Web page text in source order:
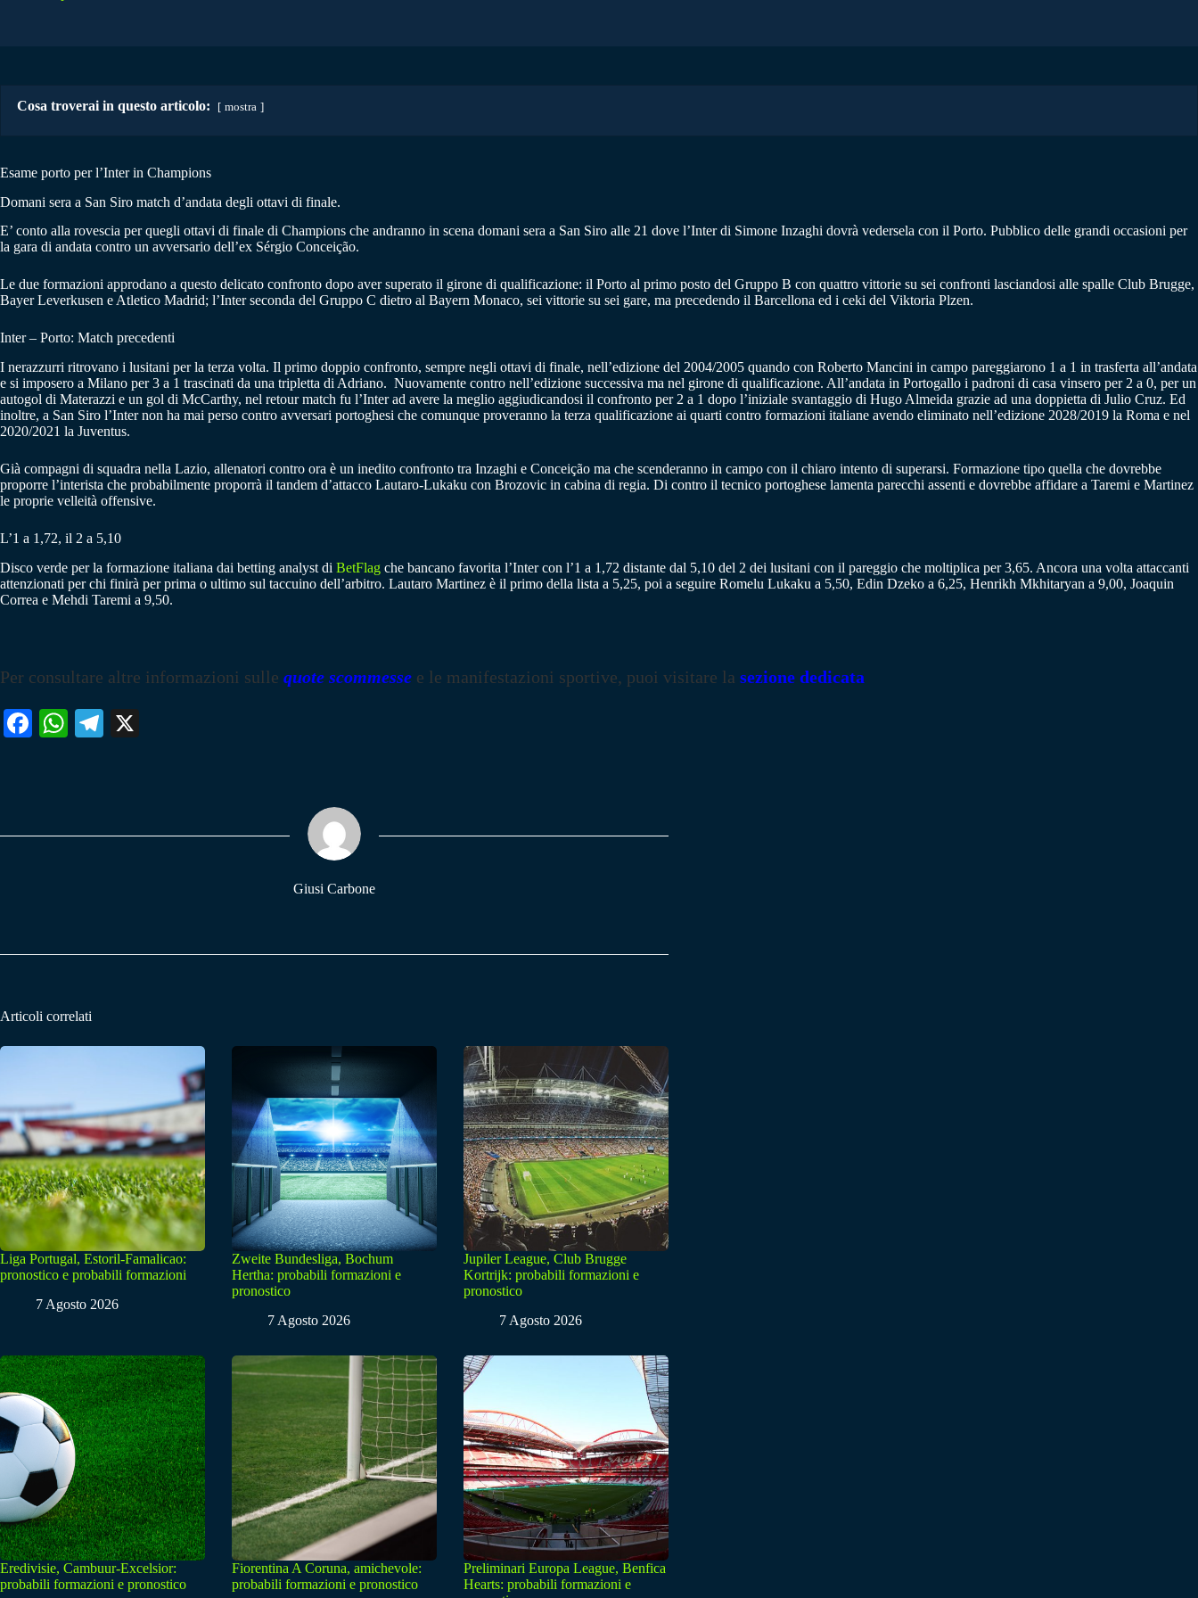
Cosa troverai in questo articolo: mostra
Esame porto per l’Inter in Champions
Domani sera a San Siro match d’andata degli ottavi di finale.
E’ conto alla rovescia per quegli ottavi di finale di Champions che andranno in scena domani sera a San Siro alle 21 dove l’Inter di Simone Inzaghi dovrà vedersela con il Porto. Pubblico delle grandi occasioni per
la gara di andata contro un avversario dell’ex Sérgio Conceição.
Le due formazioni approdano a questo delicato confronto dopo aver superato il girone di qualificazione: il Porto al primo posto del Gruppo B con quattro vittorie su sei confronti lasciandosi alle spalle Club Brugge,
Bayer Leverkusen e Atletico Madrid; l’Inter seconda del Gruppo C dietro al Bayern Monaco, sei vittorie su sei gare, ma precedendo il Barcellona ed i ceki del Viktoria Plzen.
Inter – Porto: Match precedenti
I nerazzurri ritrovano i lusitani per la terza volta. Il primo doppio confronto, sempre negli ottavi di finale, nell’edizione del 2004/2005 quando con Roberto Mancini in campo pareggiarono 1 a 1 in trasferta all’andata
e si imposero a Milano per 3 a 1 trascinati da una tripletta di Adriano. Nuovamente contro nell’edizione successiva ma nel girone di qualificazione. All’andata in Portogallo i padroni di casa vinsero per 2 a 0, per un
autogol di Materazzi e un gol di McCarthy, nel retour match fu l’Inter ad avere la meglio aggiudicandosi il confronto per 2 a 1 dopo l’iniziale svantaggio di Hugo Almeida grazie ad una doppietta di Julio Cruz. Ed
inoltre, a San Siro l’Inter non ha mai perso contro avversari portoghesi che comunque proveranno la terza qualificazione ai quarti contro formazioni italiane avendo eliminato nell’edizione 2028/2019 la Roma e nel
2020/2021 la Juventus.
Già compagni di squadra nella Lazio, allenatori contro ora è un inedito confronto tra Inzaghi e Conceição ma che scenderanno in campo con il chiaro intento di superarsi. Formazione tipo quella che dovrebbe
proporre l’interista che probabilmente proporrà il tandem d’attacco Lautaro-Lukaku con Brozovic in cabina di regia. Di contro il tecnico portoghese lamenta parecchi assenti e dovrebbe affidare a Taremi e Martinez
le proprie velleità offensive.
L’1 a 1,72, il 2 a 5,10
Disco verde per la formazione italiana dai betting analyst di BetFlag che bancano favorita l’Inter con l’1 a 1,72 distante dal 5,10 del 2 dei lusitani con il pareggio che moltiplica per 3,65. Ancora una volta attaccanti
attenzionati per chi finirà per prima o ultimo sul taccuino dell’arbitro. Lautaro Martinez è il primo della lista a 5,25, poi a seguire Romelu Lukaku a 5,50, Edin Dzeko a 6,25, Henrikh Mkhitaryan a 9,00, Joaquin
Correa e Mehdi Taremi a 9,50.
Per consultare altre informazioni sulle quote scommesse e le manifestazioni sportive, puoi visitare la sezione dedicata
Fa W
pp
Te
m
Giusi Carbone
Articoli correlati
Liga Portugal, Estoril-Famalicao:
pronostico e probabili formazioni
7 Agosto 2026
Zweite Bundesliga, Bochum
Hertha: probabili formazioni e
pronostico
7 Agosto 2026
Jupiler League, Club Brugge
Kortrijk: probabili formazioni e
pronostico
7 Agosto 2026
Eredivisie, Cambuur-Excelsior:
probabili formazioni e pronostico
Fiorentina A Coruna, amichevole:
probabili formazioni e pronostico
Preliminari Europa League, Benfica
Hearts: probabili formazioni e